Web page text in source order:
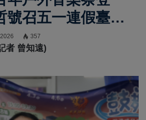
召五一連假臺南
實力
357
者 曾知遠)